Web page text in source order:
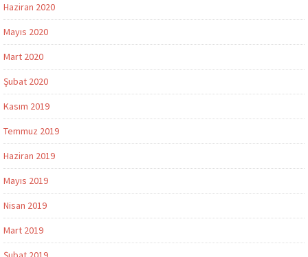
Haziran 2020
Mayıs 2020
Mart 2020
Şubat 2020
Kasım 2019
Temmuz 2019
Haziran 2019
Mayıs 2019
Nisan 2019
Mart 2019